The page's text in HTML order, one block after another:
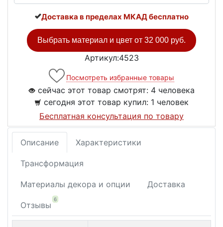
Доставка в пределах МКАД бесплатно
Выбрать материал и цвет от 32 000 руб.
Артикул:4523
Посмотреть избранные товары
сейчас этот товар смотрят: 4 человека
сегодня этот товар купил: 1 человек
Бесплатная консультация по товару
Описание Характеристики
Трансформация
Материалы декора и опции Доставка
Отзывы
6